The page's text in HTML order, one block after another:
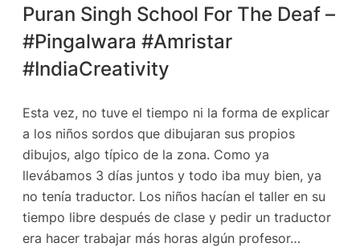
Puran Singh School For The Deaf –
#Pingalwara #Amristar
#IndiaCreativity
Esta vez, no tuve el tiempo ni la forma de explicar
a los niños sordos que dibujaran sus propios
dibujos, algo típico de la zona. Como ya
llevábamos 3 días juntos y todo iba muy bien, ya
no tenía traductor. Los niños hacían el taller en su
tiempo libre después de clase y pedir un traductor
era hacer trabajar más horas algún profesor…